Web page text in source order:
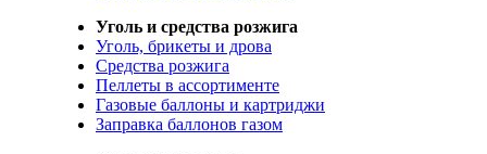
Уголь и средства розжига
Уголь, брикеты и дрова
Средства розжига
Пеллеты в ассортименте
Газовые баллоны и картриджи
Заправка баллонов газом